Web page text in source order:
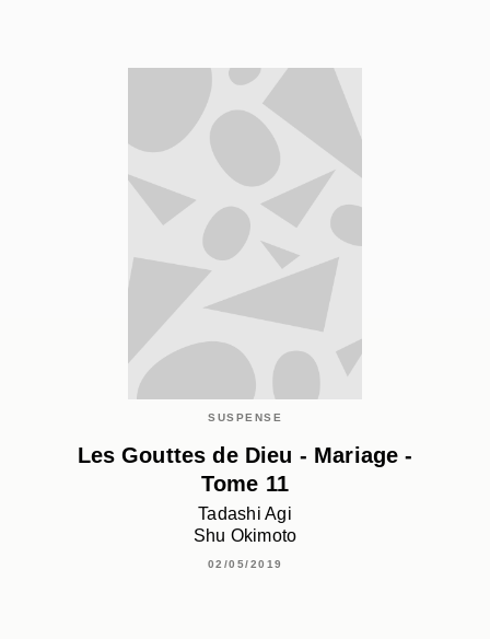
SUSPENSE
Les Gouttes de Dieu - Mariage -
Tome 11
Tadashi Agi
Shu Okimoto
02/05/2019